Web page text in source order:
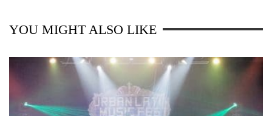
YOU MIGHT ALSO LIKE